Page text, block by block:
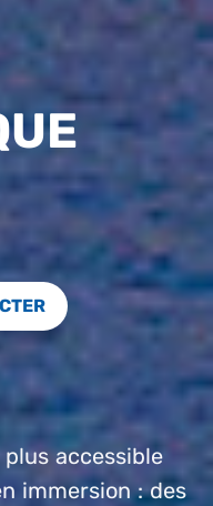
accessible
immersion : des